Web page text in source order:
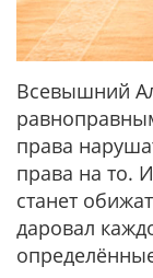
Всевышний
права
права на то.
станет
даровал